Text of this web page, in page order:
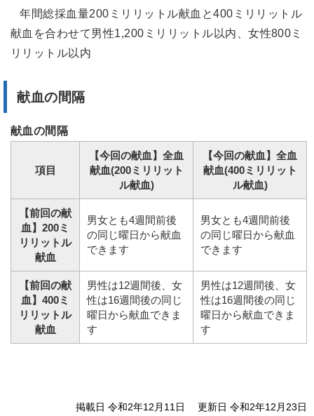
年間総採血量200ミリリットル献血と400ミリリットル
献血を合わせて男性1,200ミリリットル以内、女性800ミ
リリットル以内
献血の間隔
献血の間隔
項目
【今回の献血】全血
献血(200ミリリット
ル献血)
【今回の献血】全血
献血(400ミリリット
ル献血)
【前回の献
血】200ミ
リリットル
献血
男女とも4週間前後
の同じ曜日から献血
できます
男女とも4週間前後
の同じ曜日から献血
できます
【前回の献
血】400ミ
リリットル
献血
男性は12週間後、女
性は16週間後の同じ
曜日から献血できま
す
男性は12週間後、女
性は16週間後の同じ
曜日から献血できま
す
掲載日 令和2年12月11日 更新日 令和2年12月23日